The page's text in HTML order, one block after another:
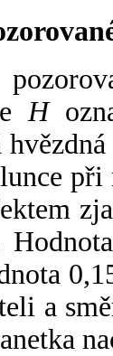
H
a